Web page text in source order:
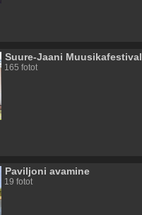
Suure-Jaani Muusikafestival
165 fotot
Paviljoni avamine
19 fotot